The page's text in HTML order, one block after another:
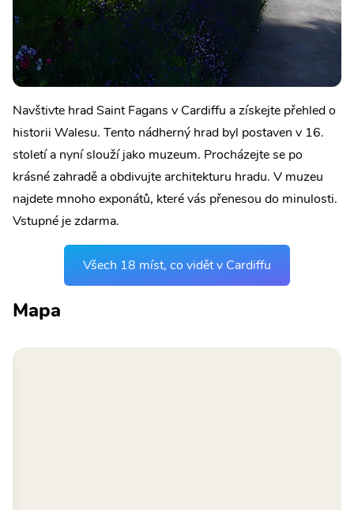
Navštivte hrad Saint Fagans v Cardiffu a získejte přehled o
historii Walesu. Tento nádherný hrad byl postaven v 16.
století a nyní slouží jako muzeum. Procházejte se po
krásné zahradě a obdivujte architekturu hradu. V muzeu
najdete mnoho exponátů, které vás přenesou do minulosti.
Vstupné je zdarma.
Všech 18 míst, co vidět v Cardiffu
Mapa